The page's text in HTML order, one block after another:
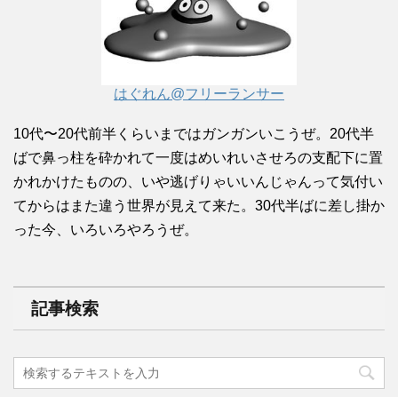
はぐれん@フリーランサー
10代〜20代前半くらいまではガンガンいこうぜ。20代半
ばで鼻っ柱を砕かれて一度はめいれいさせろの支配下に置
かれかけたものの、いや逃げりゃいいんじゃんって気付い
てからはまた違う世界が見えて来た。30代半ばに差し掛か
った今、いろいろやろうぜ。
記事検索